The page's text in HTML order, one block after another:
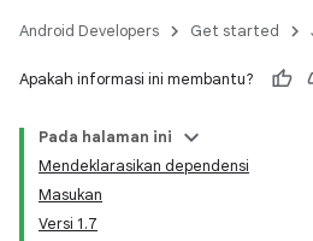
Android Developers Get started
Apakah informasi ini membantu?
Pada halaman ini
Mendeklarasikan dependensi
Masukan
Versi 1.7